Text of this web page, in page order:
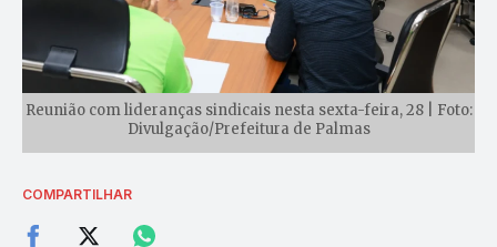
Reunião com lideranças sindicais nesta sexta-feira, 28 | Foto:
Divulgação/Prefeitura de Palmas
COMPARTILHAR